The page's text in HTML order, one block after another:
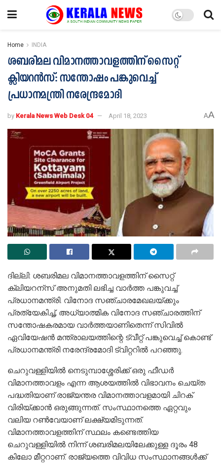
Home INDIA
ശബരിമല വിമാനത്താവളത്തിന് സൈറ്റ്
ക്ലിയറൻസ്: സന്തോഷം പങ്കുവെച്ച്
പ്രധാനമന്ത്രി നരേന്ദ്രമോദി
by Kerala News Web Desk 04 April 18, 2023 AA
ദില്ലി: ശബരിമല വിമാനത്താവളത്തിന് സൈറ്റ്
ക്ലിയറന്സ് അനുമതി ലഭിച്ച വാർത്ത പങ്കുവച്ച്
പ്രധാനമന്ത്രി. വിനോദ സഞ്ചാരമേഖലയ്ക്കും
പ്രത്യേകിച്ച്, അധ്യാത്മിക വിനോദ സഞ്ചാരത്തിന്
സന്തോഷകരമായ വാർത്തയാണിതെന്ന് സിവിൽ
ഏവിയേഷൻ മന്ത്രാലയത്തിന്റെ ട്വീറ്റ് പങ്കുവെച്ച് കൊണ്ട്
പ്രധാനമന്ത്രി നരേന്ദ്രമോദി ട്വിറ്ററിൽ പറഞ്ഞു.
ചെറുവള്ളിയിൽ നെടുമ്പാശ്ശേരിക്ക് ഒരു ഫീഡർ
വിമാനത്താവളം എന്ന ആശയത്തിൽ വിഭാവനം ചെയ്ത
പദ്ധതിയാണ് രാജ്യന്തര വിമാനത്താവളമായി ചിറക്
വിരിയ്ക്കാൻ ഒരുങ്ങുന്നത്. സംസ്ഥാനത്തെ ഏറ്റവും
വലിയ റൺവേയാണ് ലക്ഷ്യമിടുന്നത്.
വിമാനത്താവളത്തിന് സ്ഥലം കണ്ടെത്തിയ
ചെറുവള്ളിയിൽ നിന്ന് ശബരിമലയിലേക്കുള്ള ദൂരം 48
കിലോ മീറ്ററാണ്. രാജ്യത്തെ വിവിധ സംസ്ഥാനങ്ങൾക്ക്